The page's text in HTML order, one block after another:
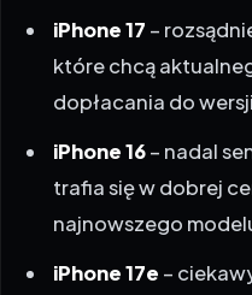
iPhone 17 –
które chcą
dopłacania do
iPhone 16– nadal
trafia się w dobrej
najnowszego
iPhone 17e –